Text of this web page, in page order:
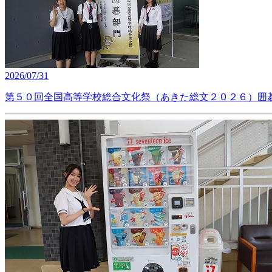
2026/07/31
第５０回全国高等学校総合文化祭（あきた総文２０２６）囲